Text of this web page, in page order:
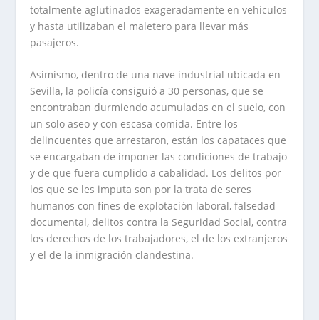
totalmente aglutinados exageradamente en vehículos
y hasta utilizaban el maletero para llevar más
pasajeros.
Asimismo, dentro de una nave industrial ubicada en
Sevilla, la policía consiguió a 30 personas, que se
encontraban durmiendo acumuladas en el suelo, con
un solo aseo y con escasa comida. Entre los
delincuentes que arrestaron, están los capataces que
se encargaban de imponer las condiciones de trabajo
y de que fuera cumplido a cabalidad. Los delitos por
los que se les imputa son por la trata de seres
humanos con fines de explotación laboral, falsedad
documental, delitos contra la Seguridad Social, contra
los derechos de los trabajadores, el de los extranjeros
y el de la inmigración clandestina.